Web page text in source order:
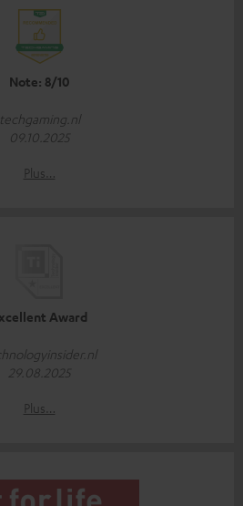
Note: 8/10
techgaming.nl
09.10.2025
Plus…
Award
29.08.2025
Plus…